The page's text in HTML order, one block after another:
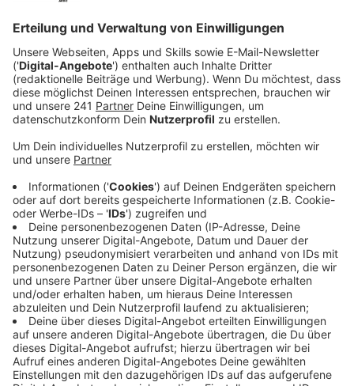
Anzeige
In einer Gaststätte in Manfort ist am Silvesterabend
(31.12.2025) ein Mann schwer verletzt worden. Wie die
Polizei berichtet, war der 33-Jährige gegen 23:50 Uhr
erlitt dadurch mehrere Stichverletzungen. Er kam ins
Lebensgefahr.
Anzeige
Täterbeschreibung
Anzeige
Die beiden Tatverdächtigen sollen nach dem Angriff
geflüchtet sein. Beide werden als 20 bis 30 Jahre alt